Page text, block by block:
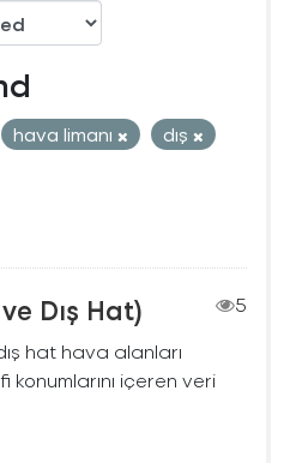
hava limanı
dış
Dış Hat)
5
hat hava alanları
içeren veri